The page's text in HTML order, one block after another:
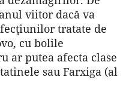
viitor dacă va
tratate de
cu bolile
ar putea afecta clase
sau Farxiga (al